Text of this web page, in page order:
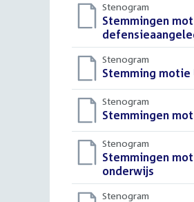
Stenogram
Download
bestand:
Stemmingen
Stenogram
Download
bestand:
Stemming
Stenogram
Download
bestand:
Stemmingen
Stenogram
Download
bestand:
Stemmingen
onderwijs
Stenogram